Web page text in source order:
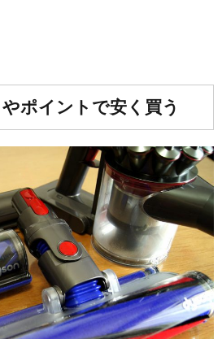
ポイントで安く買う